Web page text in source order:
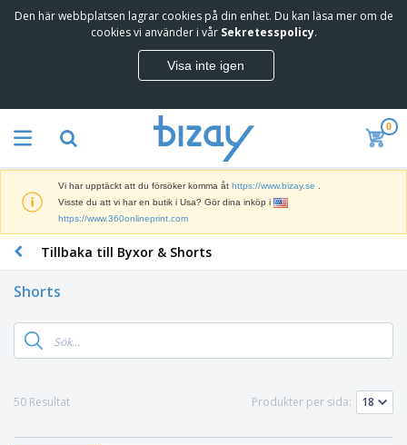
Den här webbplatsen lagrar cookies på din enhet. Du kan läsa mer om de
cookies vi använder i vår Sekretesspolicy.
Visa inte igen
0
Vi har upptäckt att du försöker komma åt https://www.bizay.se
Visste du att vi har en butik i Usa? Gör dina inköp i
https://www.360onlineprint.com
Tillbaka till Byxor & Shorts
Shorts
50 Resultat Produkter per sida: